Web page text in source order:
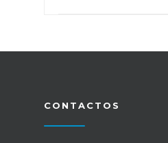
CONTACTOS